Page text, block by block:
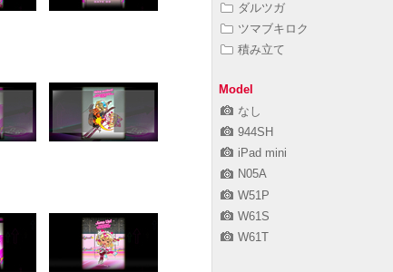
ダルツガ
ツマブキロク
積み立て
Model
なし
944SH
iPad mini
N05A
W51P
W61S
W61T